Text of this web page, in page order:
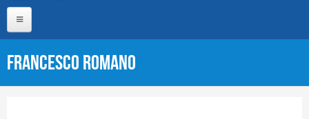
Francesco ROMANO